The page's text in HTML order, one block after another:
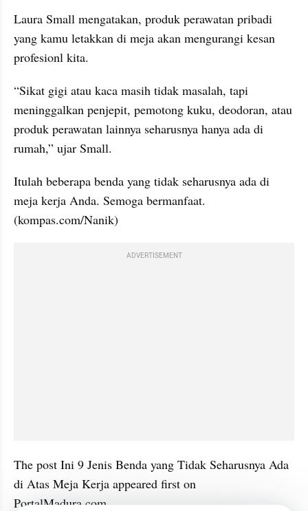
Laura Small mengatakan, produk perawatan pribadi
yang kamu letakkan di meja akan mengurangi kesan
profesionl kita.
“Sikat gigi atau kaca masih tidak masalah, tapi
meninggalkan penjepit, pemotong kuku, deodoran, atau
produk perawatan lainnya seharusnya hanya ada di
rumah,” ujar Small.
Itulah beberapa benda yang tidak seharusnya ada di
meja kerja Anda. Semoga bermanfaat.
(kompas.com/Nanik)
ADVERTISEMENT
The post Ini 9 Jenis Benda yang Tidak Seharusnya Ada
di Atas Meja Kerja appeared first on
PortalMadura.com.